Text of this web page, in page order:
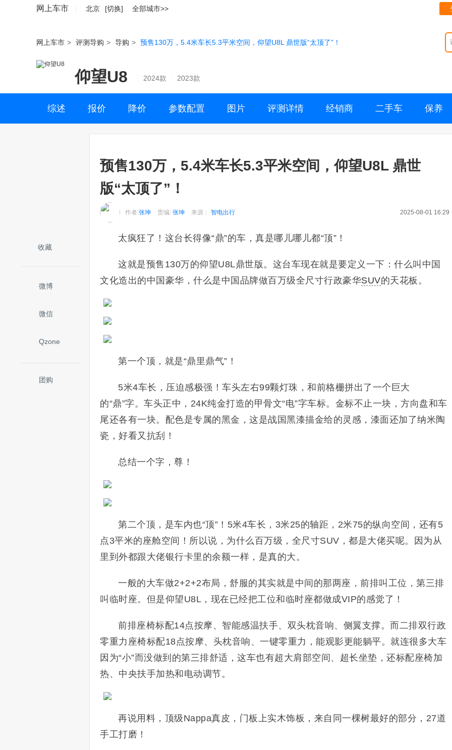
网上车市 北京 [切换] 全部城市>>
网上车市 > 评测导购 > 导购 > 预售130万，5.4米车长5.3平米空间，仰望U8L 鼎世版“太顶了”！
仰望U8 2024款 2023款
综述 报价 降价 参数配置 图片 评测详情 经销商 二手车 保养
收藏
微博
微信
Qzone
团购
预售130万，5.4米车长5.3平米空间，仰望U8L 鼎世
版“太顶了”！
作者:张坤 责编: 张坤 来源： 智电出行 2025-08-01 16:29
太疯狂了！这台长得像“鼎”的车，真是哪儿哪儿都“顶”！
这就是预售130万的仰望U8L鼎世版。这台车现在就是要定义一下：什么叫中国
文化造出的中国豪华，什么是中国品牌做百万级全尺寸行政豪华SUV的天花板。
第一个顶，就是“鼎里鼎气”！
5米4车长，压迫感极强！车头左右99颗灯珠，和前格栅拼出了一个巨大
的“鼎”字。车头正中，24K纯金打造的甲骨文“电”字车标。金标不止一块，方向盘和车
尾还各有一块。配色是专属的黑金，这是战国黑漆描金给的灵感，漆面还加了纳米陶
瓷，好看又抗刮！
总结一个字，尊！
第二个顶，是车内也“顶”！5米4车长，3米25的轴距，2米75的纵向空间，还有5
点3平米的座舱空间！所以说，为什么百万级，全尺寸SUV，都是大佬买呢。因为从
里到外都跟大佬银行卡里的余额一样，是真的大。
一般的大车做2+2+2布局，舒服的其实就是中间的那两座，前排叫工位，第三排
叫临时座。但是仰望U8L，现在已经把工位和临时座都做成VIP的感觉了！
前排座椅标配14点按摩、智能感温扶手、双头枕音响、侧翼支撑。而二排双行政
零重力座椅标配18点按摩、头枕音响、一键零重力，能观影更能躺平。就连很多大车
因为“小”而没做到的第三排舒适，这车也有超大肩部空间、超长坐垫，还标配座椅加
热、中央扶手加热和电动调节。
再说用料，顶级Nappa真皮，门板上实木饰板，来自同一棵树最好的部分，27道
手工打磨！